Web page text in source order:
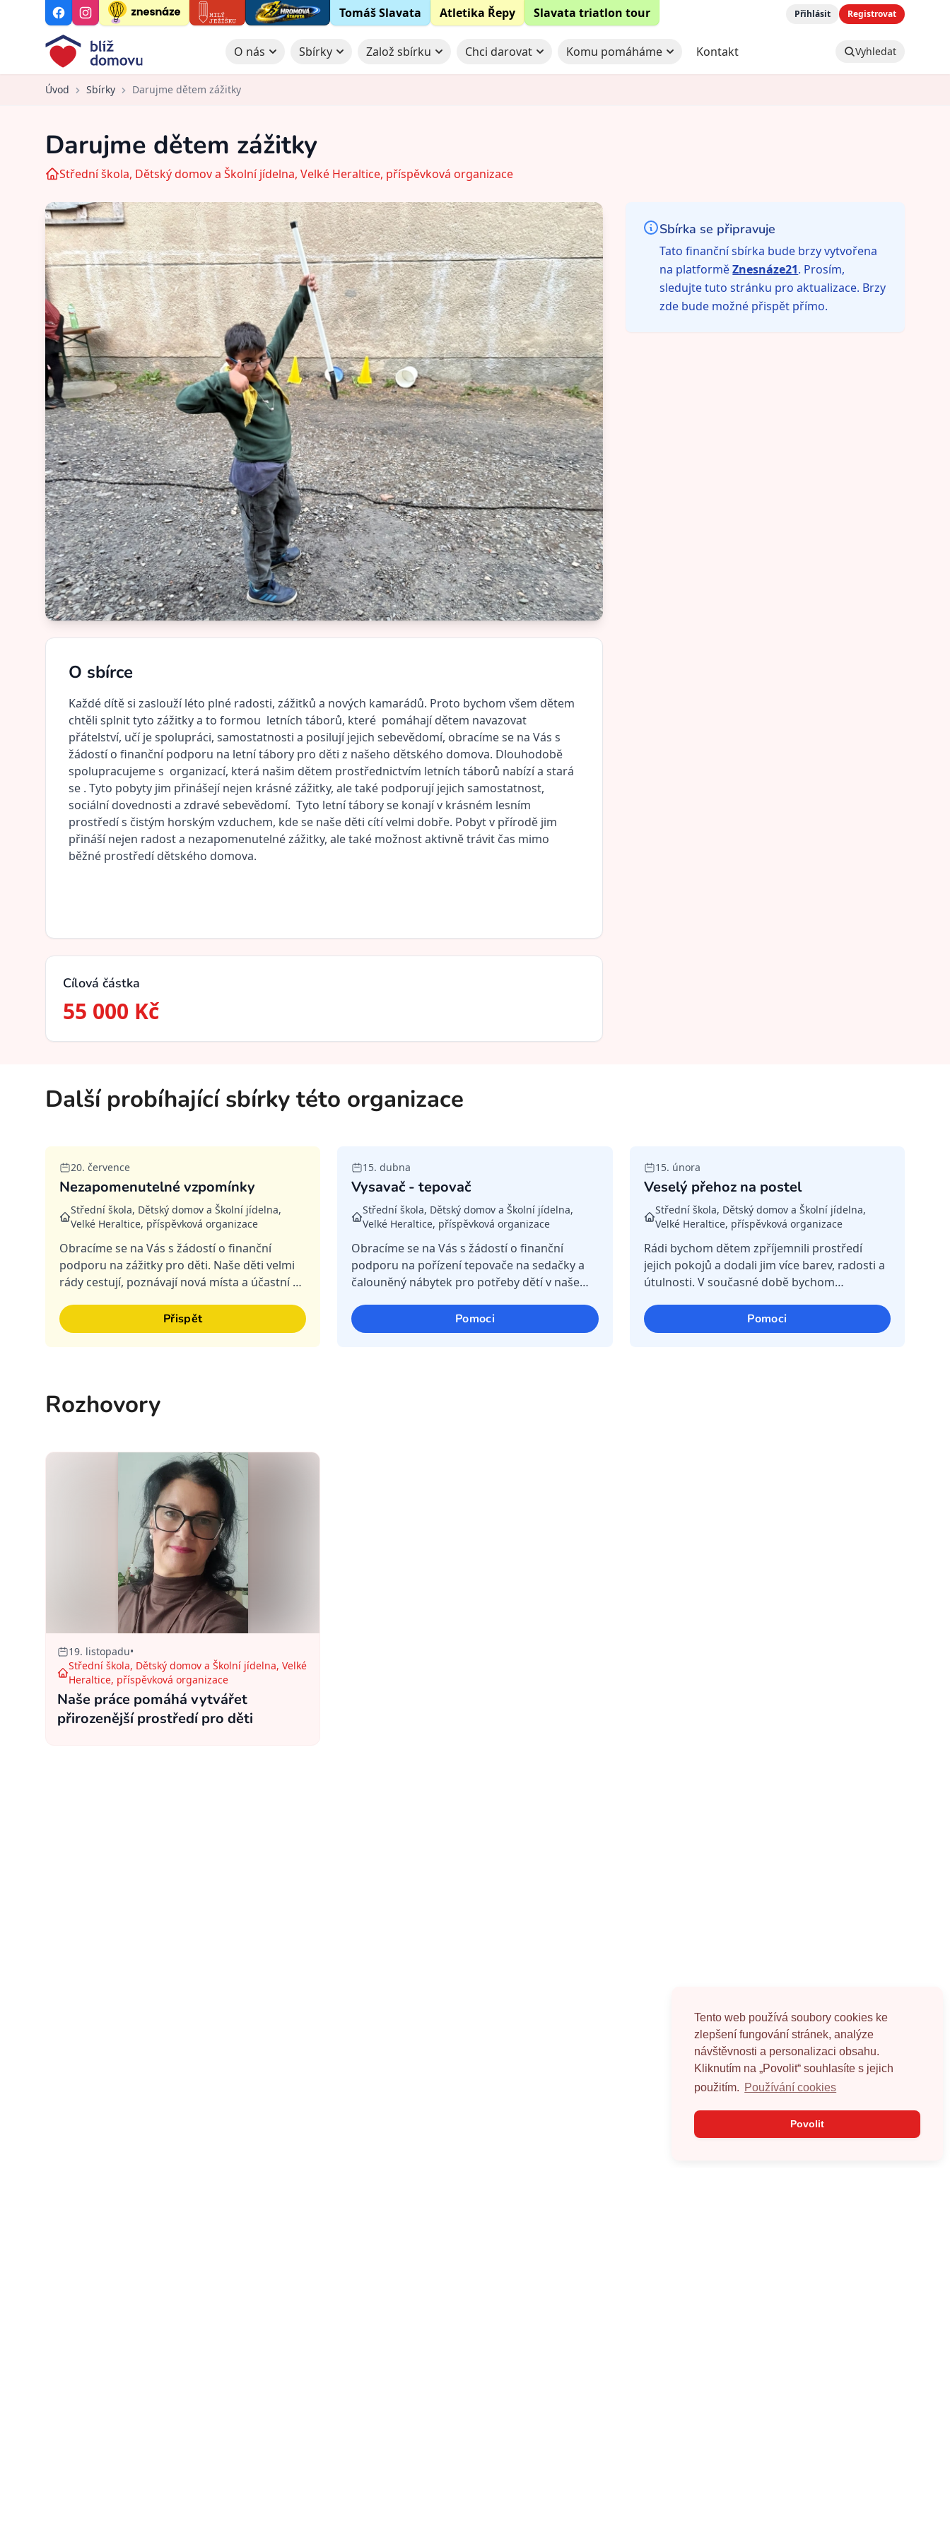
Tento web používá soubory cookies ke
zlepšení fungování stránek, analýze
návštěvnosti a personalizaci obsahu.
Kliknutím na „Povolit“ souhlasíte s jejich
použitím. Používání cookies
Povolit
Tomáš Slavata Atletika Řepy Slavata triatlon tour Přihlásit Registrovat
O nás Sbírky Založ sbírku Chci darovat Komu pomáháme Kontakt Vyhledat
Úvod Sbírky Darujme dětem zážitky
Darujme dětem zážitky
Střední škola, Dětský domov a Školní jídelna, Velké Heraltice, příspěvková organizace
O sbírce
Každé dítě si zaslouží léto plné radosti, zážitků a nových kamarádů. Proto bychom všem dětem
chtěli splnit tyto zážitky a to formou letních táborů, které pomáhají dětem navazovat
přátelství, učí je spolupráci, samostatnosti a posilují jejich sebevědomí, obracíme se na Vás s
žádostí o finanční podporu na letní tábory pro děti z našeho dětského domova. Dlouhodobě
spolupracujeme s organizací, která našim dětem prostřednictvím letních táborů nabízí a stará
se . Tyto pobyty jim přinášejí nejen krásné zážitky, ale také podporují jejich samostatnost,
sociální dovednosti a zdravé sebevědomí. Tyto letní tábory se konají v krásném lesním
prostředí s čistým horským vzduchem, kde se naše děti cítí velmi dobře. Pobyt v přírodě jim
přináší nejen radost a nezapomenutelné zážitky, ale také možnost aktivně trávit čas mimo
běžné prostředí dětského domova.
Cílová částka
55 000 Kč
Sbírka se připravuje
Tato finanční sbírka bude brzy vytvořena
na platforměZnesnáze21. Prosím,
sledujte tuto stránku pro aktualizace. Brzy
zde bude možné přispět přímo.
Další probíhající sbírky této organizace
20. července
Nezapomenutelné vzpomínky
Střední škola, Dětský domov a Školní jídelna,
Velké Heraltice, příspěvková organizace
Obracíme se na Vás s žádostí o finanční
podporu na zážitky pro děti. Naše děti velmi
rády cestují, poznávají nová místa a účastní se
zkušenosti i cenné společn...
Přispět
15. dubna
Vysavač - tepovač
Střední škola, Dětský domov a Školní jídelna,
Velké Heraltice, příspěvková organizace
Obracíme se na Vás s žádostí o finanční
podporu na pořízení tepovače na sedačky a
čalouněný nábytek pro potřeby dětí v našem
každodenně staráme o děti, kterým se sn...
Pomoci
15. února
Veselý přehoz na postel
Střední škola, Dětský domov a Školní jídelna,
Velké Heraltice, příspěvková organizace
Rádi bychom dětem zpříjemnili prostředí
jejich pokojů a dodali jim více barev, radosti a
útulnosti. V současné době bychom
veselých barvách, které by pomohl...
Pomoci
Rozhovory
19. listopadu•
Střední škola, Dětský domov a Školní jídelna, Velké
Heraltice, příspěvková organizace
Naše práce pomáhá vytvářet
přirozenější prostředí pro děti